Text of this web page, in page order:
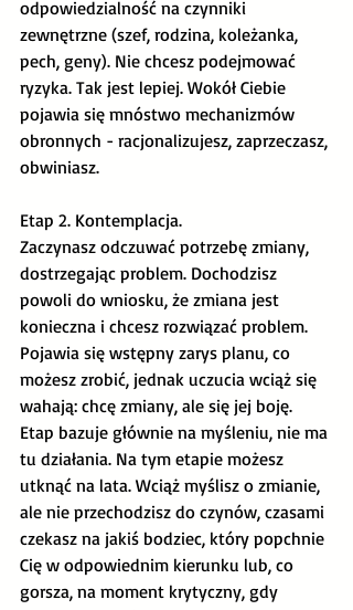
odpowiedzialność na czynniki
zewnętrzne (szef, rodzina, koleżanka,
pech, geny). Nie chcesz podejmować
ryzyka. Tak jest lepiej. Wokół Ciebie
pojawia się mnóstwo mechanizmów
obronnych - racjonalizujesz, zaprzeczasz,
obwiniasz.
Etap 2. Kontemplacja.
Zaczynasz odczuwać potrzebę zmiany,
dostrzegając problem. Dochodzisz
powoli do wniosku, że zmiana jest
konieczna i chcesz rozwiązać problem.
Pojawia się wstępny zarys planu, co
możesz zrobić, jednak uczucia wciąż się
wahają: chcę zmiany, ale się jej boję.
Etap bazuje głównie na myśleniu, nie ma
tu działania. Na tym etapie możesz
utknąć na lata. Wciąż myślisz o zmianie,
ale nie przechodzisz do czynów, czasami
czekasz na jakiś bodziec, który popchnie
Cię w odpowiednim kierunku lub, co
gorsza, na moment krytyczny, gdy